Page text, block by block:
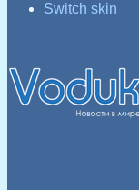
Switch skin